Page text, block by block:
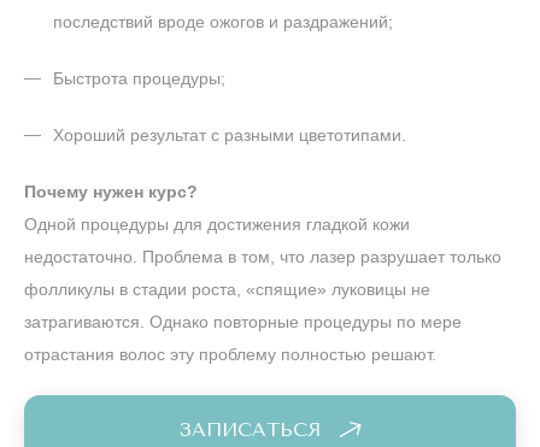
последствий вроде ожогов и раздражений;
Быстрота процедуры;
Хороший результат с разными цветотипами.
Почему нужен курс?
Одной процедуры для достижения гладкой кожи
недостаточно. Проблема в том, что лазер разрушает только
фолликулы в стадии роста, «спящие» луковицы не
затрагиваются. Однако повторные процедуры по мере
отрастания волос эту проблему полностью решают.
ЗАПИСАТЬСЯ